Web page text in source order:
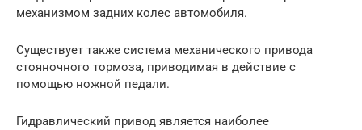
механизмом задних колес автомобиля.
Существует также система механического привода
стояночного тормоза, приводимая в действие с
помощью ножной педали.
Гидравлический привод является наиболее